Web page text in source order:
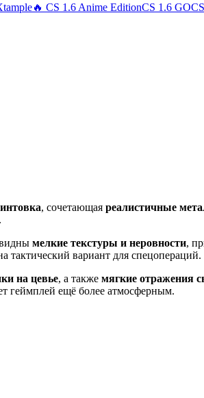
🔥 CS 1.6 Anime EditionCS 1.6 GO
, сочетающая реалистичные
мелкие текстуры и неровности,
вариант для спецопераций.
на цевье, а также мягкие отражения
геймплей ещё более атмосферным.